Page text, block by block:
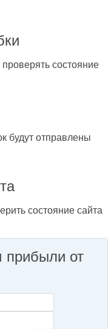
состояние
будут отправлены
состояние сайта
прибыли от